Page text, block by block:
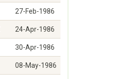
27-Feb-1986
24-Apr-1986
30-Apr-1986
08-May-1986